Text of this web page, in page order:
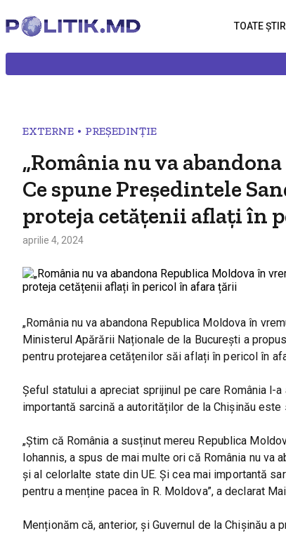
TOATE
EXTERNE • PREȘEDINȚIE
„România nu va
Ce spune Președintele
proteja cetățenii aflați în
aprilie 4, 2024
„România nu va abandona Republica Moldova în
Ministerul Apărării Naționale de la București a
pentru protejarea cetățenilor săi aflați în pericol în
Șeful statului a apreciat sprijinul pe care România l-
importantă sarcină a autorităților de la Chișinău
„Știm că România a susținut mereu Republica
Iohannis, a spus de mai multe ori că România nu va
și al celorlalte state din UE. Și cea mai importantă
pentru a menține pacea în R. Moldova”, a declarat
Menționăm că, anterior, și Guvernul de la Chișinău